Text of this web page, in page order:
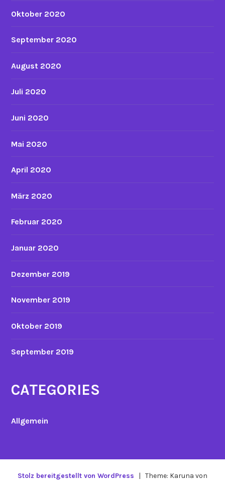
Oktober 2020
September 2020
August 2020
Juli 2020
Juni 2020
Mai 2020
April 2020
März 2020
Februar 2020
Januar 2020
Dezember 2019
November 2019
Oktober 2019
September 2019
CATEGORIES
Allgemein
Stolz bereitgestellt von WordPress | Theme: Karuna von